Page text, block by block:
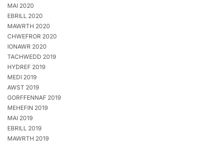
MAI 2020
EBRILL 2020
MAWRTH 2020
CHWEFROR 2020
IONAWR 2020
TACHWEDD 2019
HYDREF 2019
MEDI 2019
AWST 2019
GORFFENNAF 2019
MEHEFIN 2019
MAI 2019
EBRILL 2019
MAWRTH 2019